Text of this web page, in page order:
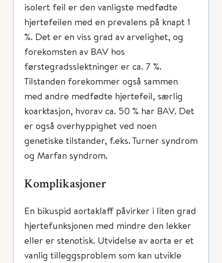
isolert feil er den vanligste medfødte
hjertefeilen med en prevalens på knapt 1
%. Det er en viss grad av arvelighet, og
forekomsten av BAV hos
førstegradsslektninger er ca. 7 %.
Tilstanden forekommer også sammen
med andre medfødte hjertefeil, særlig
koarktasjon, hvorav ca. 50 % har BAV. Det
er også overhyppighet ved noen
genetiske tilstander, f.eks. Turner syndrom
og Marfan syndrom.
Komplikasjoner
En bikuspid aortaklaff påvirker i liten grad
hjertefunksjonen med mindre den lekker
eller er stenotisk. Utvidelse av aorta er et
vanlig tilleggsproblem som kan utvikle